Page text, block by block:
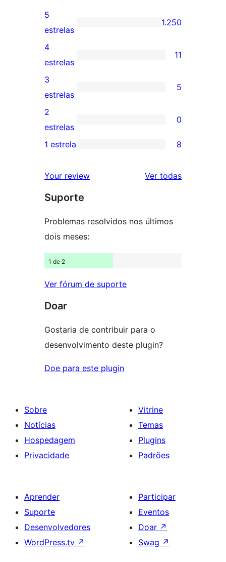
1.250
avaliações
com
5
estrelas
5
estrelas
1.250
11
avaliações
com
4
estrelas
4
estrelas
11
5
avaliações
com
3
3
estrelas
5
0
avaliação
2
2
estrelas
0
com
1
1 estrela 8
Your review Ver todasavaliações
Suporte
Problemas resolvidos nos últimos
dois meses:
1 de 2
Ver fórum de suporte
Doar
Gostaria de contribuir para o
desenvolvimento deste plugin?
Doe para este plugin
Sobre
Notícias
Hospedagem
Privacidade
Vitrine
Temas
Plugins
Padrões
Aprender
Suporte
Desenvolvedores
WordPress.tv ↗
Participar
Eventos
Doar ↗
Swag ↗